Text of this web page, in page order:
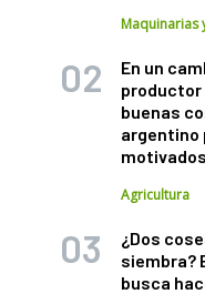
Maquinarias
En un
buenas
argentino
Agricultura
¿Dos
siembra?
busca